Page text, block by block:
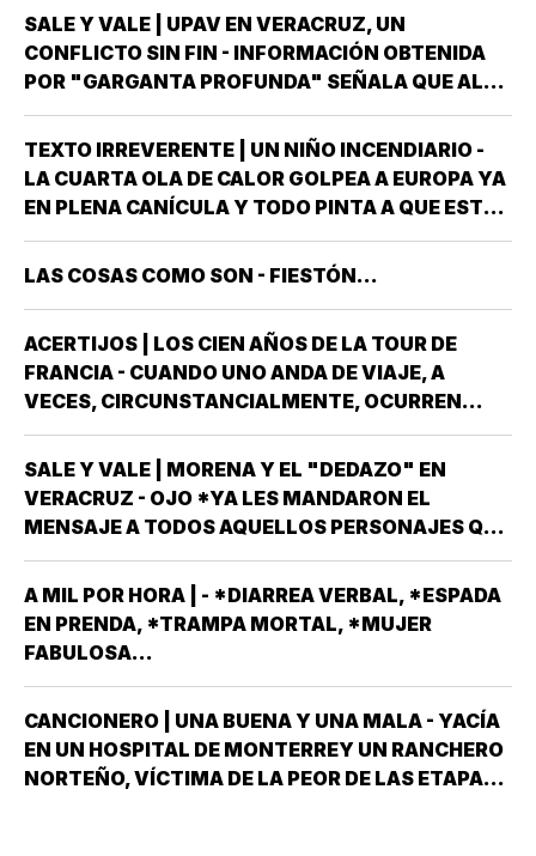
DEL PRESIDENTE DE MÉXICO, ESTUVE AHÍ
SOLAMENTE CUATRO VECES, TRES DE ELLAS EN
CALIDAD DE…
SALE Y VALE | UPAV EN VERACRUZ, UN
CONFLICTO SIN FIN - INFORMACIÓN OBTENIDA
POR "GARGANTA PROFUNDA" SEÑALA QUE AL
GOBIERNO DEL ESTADO *ESTÁ A PUNTO DE
"REVENTARLE" EL TEMA DE LA UNIVERSIDAD
POPULAR AUTÓNOMA DE VERACRUZ (UPAV) EN
LAS MANOS *Y NO ES…
TEXTO IRREVERENTE | UN NIÑO INCENDIARIO -
LA CUARTA OLA DE CALOR GOLPEA A EUROPA YA
EN PLENA CANÍCULA Y TODO PINTA A QUE ESTE
2026 SE UBICARÁ COMO EL PEOR DE LA HISTORIA
EN CUANTO A GOLPES CLIMÁTICOS *UNA OLA
LAS COSAS COMO SON - FIESTÓN...
ACERTIJOS | LOS CIEN AÑOS DE LA TOUR DE
FRANCIA - CUANDO UNO ANDA DE VIAJE, A
VECES, CIRCUNSTANCIALMENTE, OCURREN
COSAS QUE NO LLEVABAS PLANEADA *ME HAN
OCURRIDO ALGUNAS OCASIONES *AHORA
REMEMORO ESTA PORQUE TENEMOS A UN
MEXICANO EN EL TOP TEN DE…
SALE Y VALE | MORENA Y EL "DEDAZO" EN
VERACRUZ - OJO *YA LES MANDARON EL
MENSAJE A TODOS AQUELLOS PERSONAJES QUE
ASPIRAN A SER CANDIDATOS A DIPUTADOS
LOCALES, EN ALGUNO DE LOS 30 DISTRITOS QUE
HAY EN VERACRUZ POR EL PARTIDO MORENA,
DESPUÉS QUE NO…
A MIL POR HORA | - *DIARREA VERBAL, *ESPADA
EN PRENDA, *TRAMPA MORTAL, *MUJER
FABULOSA...
CANCIONERO | UNA BUENA Y UNA MALA - YACÍA
EN UN HOSPITAL DE MONTERREY UN RANCHERO
NORTEÑO, VÍCTIMA DE LA PEOR DE LAS ETAPAS